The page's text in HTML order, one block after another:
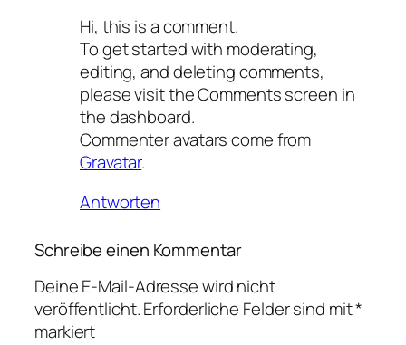
Hi, this is a comment.
To get started with moderating,
editing, and deleting comments,
please visit the Comments screen in
the dashboard.
Commenter avatars come from
Gravatar.
Antworten
Schreibe einen Kommentar
Deine E-Mail-Adresse wird nicht
veröffentlicht.Erforderliche Felder sind mit*
markiert